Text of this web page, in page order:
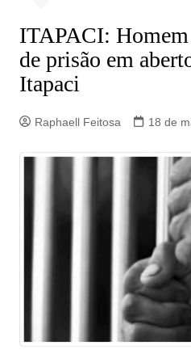
ITAPACI:
de prisão em
Itapaci
Raphaell Feitosa 18 de